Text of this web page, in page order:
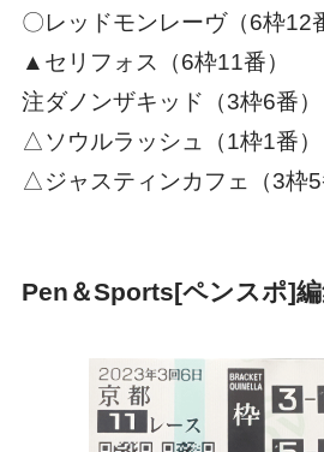
〇レッドモンレーヴ（6枠12
▲セリフォス（6枠11番）
注ダノンザキッド（3枠6番）
△ソウルラッシュ（1枠1番）
△ジャスティンカフェ（3枠5
Pen＆Sports[ペンスポ]編